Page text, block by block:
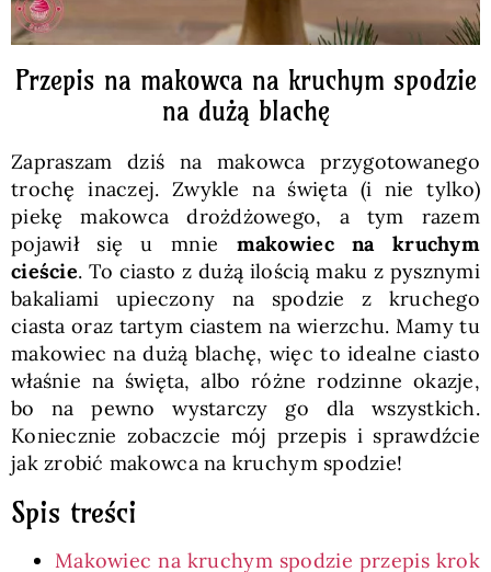
Zdrowo i fit
SKLEP
Polski
Przepis na makowca na kruchym spodzie
na dużą blachę
Zapraszam dziś na makowca przygotowanego
trochę inaczej. Zwykle na święta (i nie tylko)
piekę makowca drożdżowego, a tym razem
pojawił się u mnie makowiec na kruchym
cieście. To ciasto z dużą ilością maku z pysznymi
bakaliami upieczony na spodzie z kruchego
ciasta oraz tartym ciastem na wierzchu. Mamy tu
makowiec na dużą blachę, więc to idealne ciasto
właśnie na święta, albo różne rodzinne okazje,
bo na pewno wystarczy go dla wszystkich.
Koniecznie zobaczcie mój przepis i sprawdźcie
jak zrobić makowca na kruchym spodzie!
Spis treści
Makowiec na kruchym spodzie przepis krok